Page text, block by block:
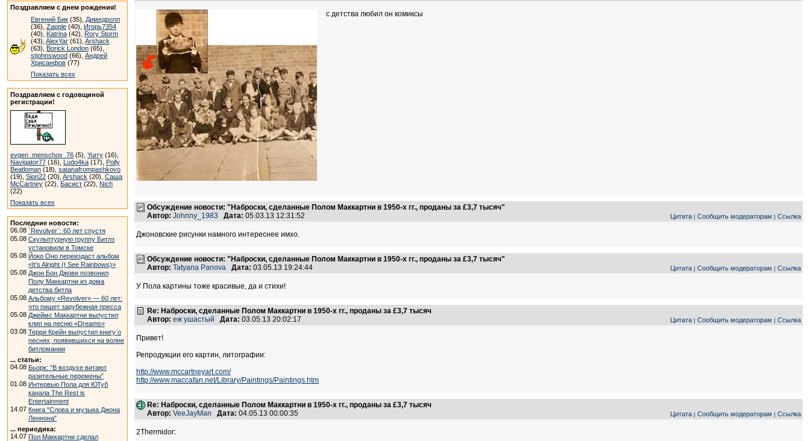
Поздравляем с днем рождения!
Евгений Бик (35), Димедролл
(36), Zapple (40), Игорь7354
(40), Katrina (42), Rory Storm
(43), AlexYar (61), Arshack
(63), Borick London (65),
stjohnswood (66), Андрей
Хрисанфов (77)
Показать всех
Поздравляем с годовщиной
регистрации!
evgen_menschov_76 (5), Yurry (16),
Navigator77 (16), Ludo4ka (17), Polly
Beatloman (18), satanafrompashkovo
(19), Sion22 (20), Arshack (20), Саша
McCartney (22), Басист (22), Nich
(22)
Показать всех
Последние новости:
06.08 `Revolver`: 60 лет спустя
05.08 Скульптурную группу Битлз
установили в Томске
05.08 Йоко Оно переиздаст альбом
«It’s Alright (I See Rainbows)»
05.08 Джон Бон Джови позвонил
Полу Маккартни из дома
детства битла
05.08 Альбому «Revolver» — 60 лет:
что пишет зарубежная пресса
05.08 Джеймс Маккартни выпустил
клип на песню «Dreams»
03.08 Терри Крейн выпустил книгу о
песнях, появившихся на волне
битломании
... статьи:
04.08 Бьорк: “В воздухе витают
разительные перемены”
01.08 Интервью Пола для ЮТуб
канала The Rest is
Entertainment
14.07 Книга "Слова и музыка Джона
Леннона"
... периодика:
14.07 Пол Маккартни сделал
с детства любил он комиксы
Обсуждение новости: "Наброски, сделанные Полом Маккартни в 1950-х гг., проданы за £3,7 тысяч"
Автор: Johnny_1983 Дата: 05.03.13 12:31:52 Цитата | Сообщить модераторам | Ссылка
Джоновские рисунки намного интереснее имхо.
Обсуждение новости: "Наброски, сделанные Полом Маккартни в 1950-х гг., проданы за £3,7 тысяч"
Автор: Tatyana Panova Дата: 03.05.13 19:24:44 Цитата | Сообщить модераторам | Ссылка
У Пола картины тоже красивые, да и стихи!
Re: Наброски, сделанные Полом Маккартни в 1950-х гг., проданы за £3,7 тысяч
Автор: еж ушастый Дата: 03.05.13 20:02:17 Цитата | Сообщить модераторам | Ссылка
Привет!
Репродукции его картин, литографии:
http://www.mccartneyart.com/
http://www.maccafan.net/Library/Paintings/Paintings.htm
Re: Наброски, сделанные Полом Маккартни в 1950-х гг., проданы за £3,7 тысяч
Автор: VeeJayMan Дата: 04.05.13 00:00:35 Цитата | Сообщить модераторам | Ссылка
2Thermidor: